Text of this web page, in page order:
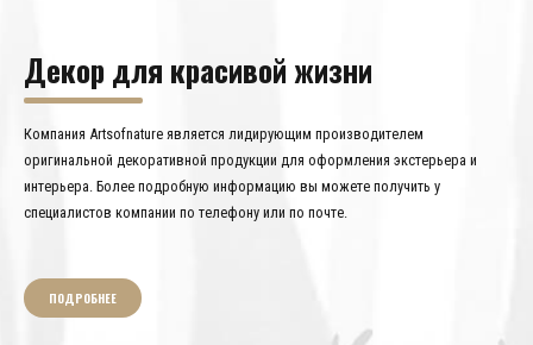
Декор для красивой жизни
Компания Artsofnature является лидирующим производителем
оригинальной декоративной продукции для оформления экстерьера и
интерьера. Более подробную информацию вы можете получить у
специалистов компании по телефону или по почте.
ПОДРОБНЕЕ